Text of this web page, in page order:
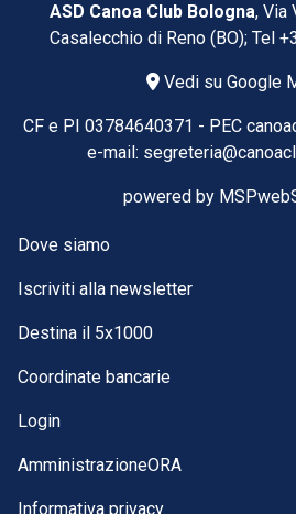
ASD Canoa Club Bologna, Via
Casalecchio di Reno (BO); Tel
Vedi su Google
CF e PI 03784640371 - PEC
e-mail:
powered by
Dove siamo
Iscriviti alla newsletter
Destina il 5x1000
Coordinate bancarie
Login
AmministrazioneORA
Informativa privacy